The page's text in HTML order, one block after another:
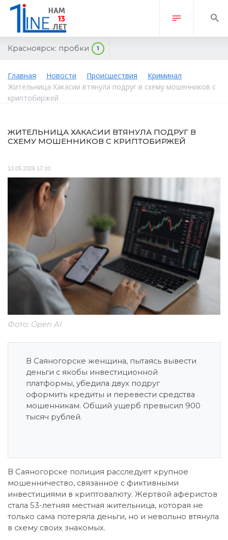
Красноярск: пробки 1
Главная Новости Происшествия
Криминал
Жительница Хакасии втянула подруг в схему мошенников с
криптобиржей
ЖИТЕЛЬНИЦА ХАКАСИИ ВТЯНУЛА ПОДРУГ В
СХЕМУ МОШЕННИКОВ С КРИПТОБИРЖЕЙ
13.05.2026 17:10
Фото: Open AI
В Саяногорске женщина, пытаясь вывести
деньги с якобы инвестиционной
платформы, убедила двух подруг
оформить кредиты и перевести средства
мошенникам. Общий ущерб превысил 900
тысяч рублей.
В Саяногорске полиция расследует крупное
мошенничество, связанное с фиктивными
инвестициями в криптовалюту. Жертвой аферистов
стала 53-летняя местная жительница, которая не
только сама потеряла деньги, но и невольно втянула
в схему своих знакомых.